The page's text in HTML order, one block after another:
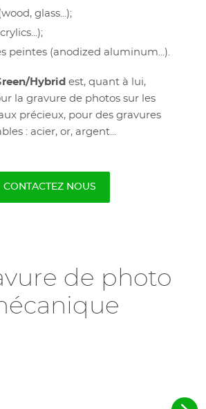
glass...);
peintes (anodized aluminum...).
Hybrid est, quant à lui,
la gravure de photos sur les
précieux, pour des gravures
: acier, or, argent...
CONTACTEZ NOUS
de photo